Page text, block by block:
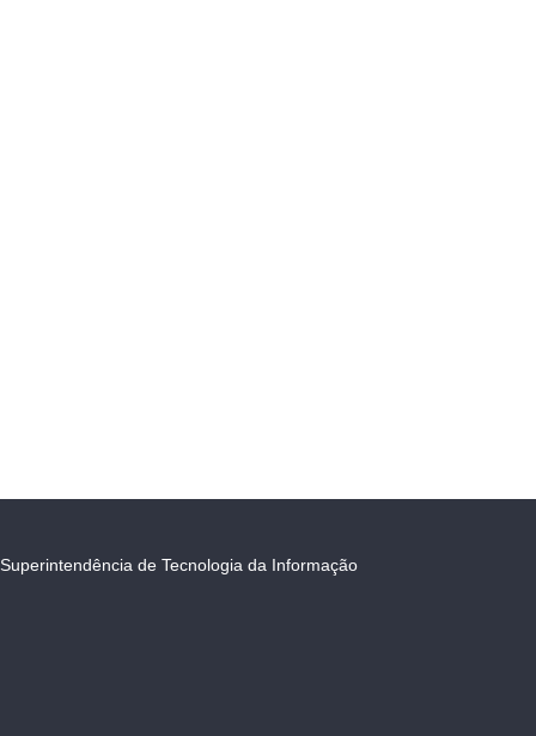
Superintendência de Tecnologia da Informação